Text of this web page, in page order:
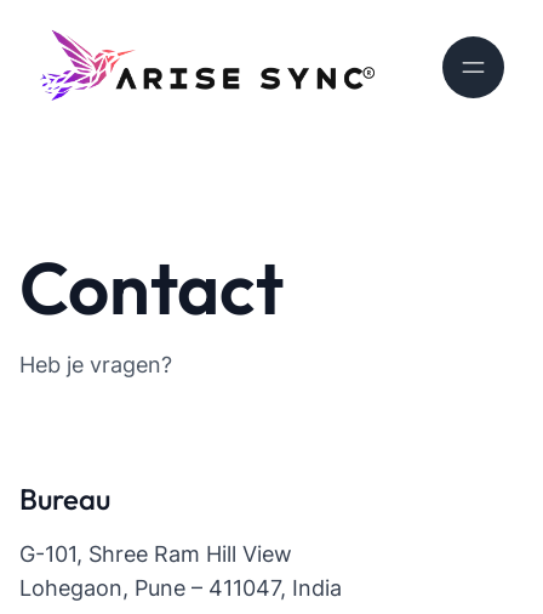
Contact
Heb je vragen?
Bureau
G-101, Shree Ram Hill View
Lohegaon, Pune – 411047, India